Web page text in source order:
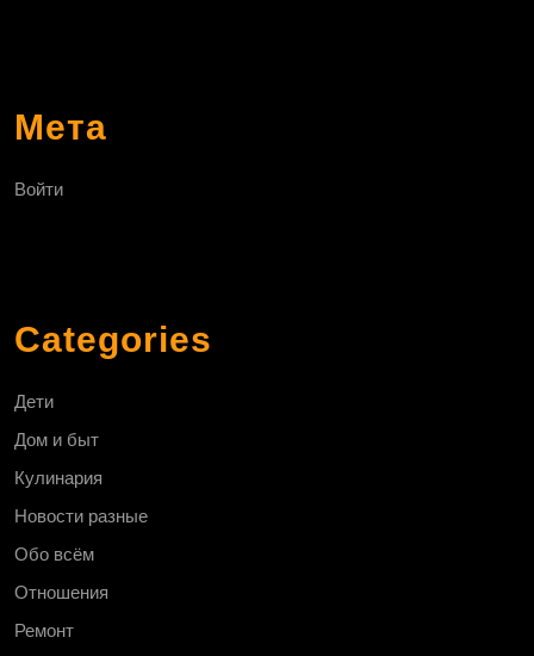
Мета
Войти
Categories
Дети
Дом и быт
Кулинария
Новости разные
Обо всём
Отношения
Ремонт